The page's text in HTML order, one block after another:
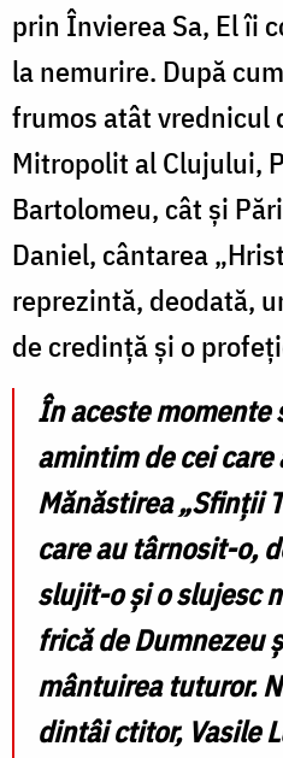
prin Învierea Sa, El îi
la nemurire. După
frumos atât vrednicul
Mitropolit al Clujului,
Bartolomeu, cât și
Daniel, cântarea
reprezintă, deodată,
de credință și o
În aceste momente
amintim de cei
Mănăstirea „Sfinții
care au târnosit-o,
slujit-o și o slujesc
frică de Dumnezeu
mântuirea tuturor.
dintâi ctitor, Vasile